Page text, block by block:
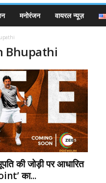
मनोरंजन वायरल न्यूज़
Bhupathi
की जोड़ी पर आधारित
का...